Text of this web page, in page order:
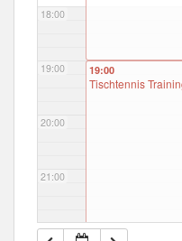
18:00
19:00
20:00
21:00
22:00
19:00
Tischtennis